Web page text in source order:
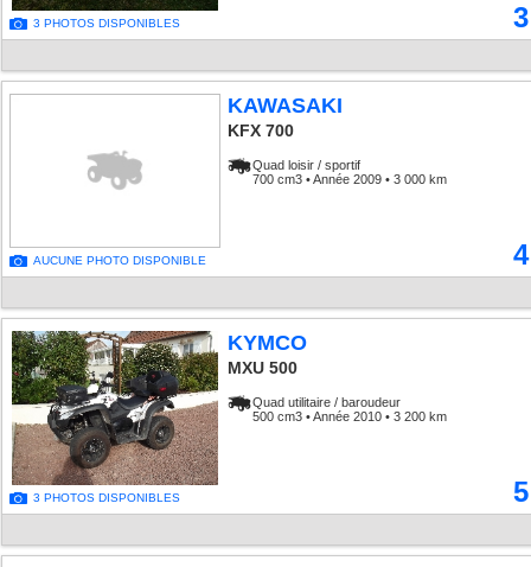
3 PHOTOS DISPONIBLES
AUCUNE PHOTO DISPONIBLE
KAWASAKI
KFX 700
Quad loisir / sportif
700 cm3 • Année 2009 • 3 000 km
3 PHOTOS DISPONIBLES
KYMCO
MXU 500
Quad utilitaire / baroudeur
500 cm3 • Année 2010 • 3 200 km